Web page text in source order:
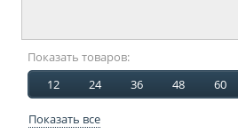
Показать товаров:
12
24 36 48 60
Показать все